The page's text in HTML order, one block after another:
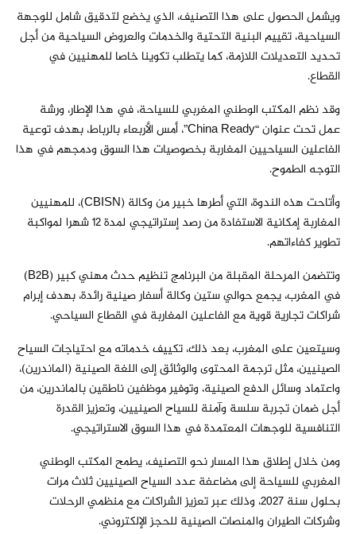
ويشمل الحصول على هذا التصنيف، الذي يخضع لتدقيق شامل للوجهة
السياحية، تقييم البنية التحتية والخدمات والعروض السياحية من أجل
تحديد التعديلات اللازمة، كما يتطلب تكوينا خاصا للمهنيين في
القطاع.
وقد نظم المكتب الوطني المغربي للسياحة، في هذا الإطار، ورشة
عمل تحت عنوان “China Ready”، أمس الأربعاء بالرباط، بهدف توعية
الفاعلين السياحيين المغاربة بخصوصيات هذا السوق ودمجهم في هذا
التوجه الطموح.
وأتاحت هذه الندوة، التي أطرها خبير من وكالة (CBISN)، للمهنيين
المغاربة إمكانية الاستفادة من رصد إستراتيجي لمدة 12 شهرا لمواكبة
تطوير كفاءاتهم.
وتتضمن المرحلة المقبلة من البرنامج تنظيم حدث مهني كبير (B2B)
في المغرب، يجمع حوالي ستين وكالة أسفار صينية رائدة، بهدف إبرام
شراكات تجارية قوية مع الفاعلين المغاربة في القطاع السياحي.
وسيتعين على المغرب، بعد ذلك، تكييف خدماته مع احتياجات السياح
الصينيين، مثل ترجمة المحتوى والوثائق إلى اللغة الصينية (الماندرين)،
واعتماد وسائل الدفع الصينية، وتوفير موظفين ناطقين بالماندرين، من
أجل ضمان تجربة سلسة وآمنة للسياح الصينيين، وتعزيز القدرة
التنافسية للوجهات المعتمدة في هذا السوق الاستراتيجي.
ومن خلال إطلاق هذا المسار نحو التصنيف، يطمح المكتب الوطني
المغربي للسياحة إلى مضاعفة عدد السياح الصينيين ثلاث مرات
بحلول سنة 2027، وذلك عبر تعزيز الشراكات مع منظمي الرحلات
وشركات الطيران والمنصات الصينية للحجز الإلكتروني.